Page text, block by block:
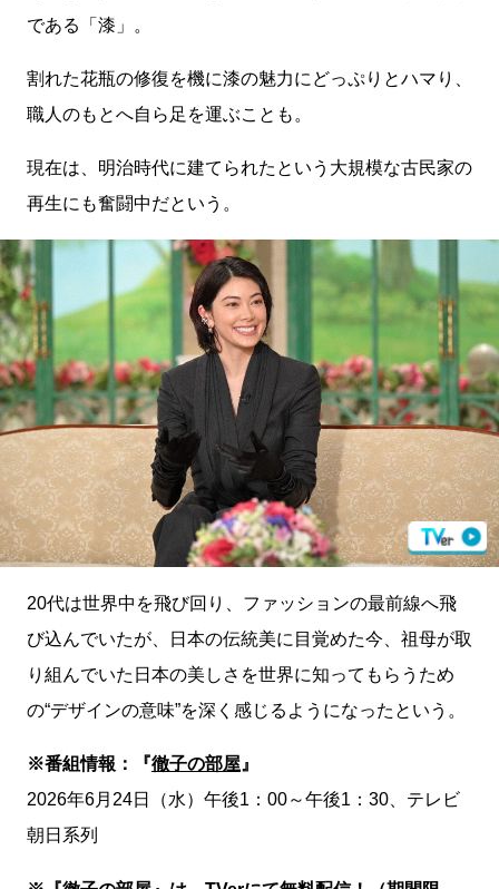
である「漆」。
割れた花瓶の修復を機に漆の魅力にどっぷりとハマり、
職人のもとへ自ら足を運ぶことも。
現在は、明治時代に建てられたという大規模な古民家の
再生にも奮闘中だという。
20代は世界中を飛び回り、ファッションの最前線へ飛
び込んでいたが、日本の伝統美に目覚めた今、祖母が取
り組んでいた日本の美しさを世界に知ってもらうため
の“デザインの意味”を深く感じるようになったという。
※番組情報：『徹子の部屋』
2026年6月24日（水）午後1：00～午後1：30、テレビ
朝日系列